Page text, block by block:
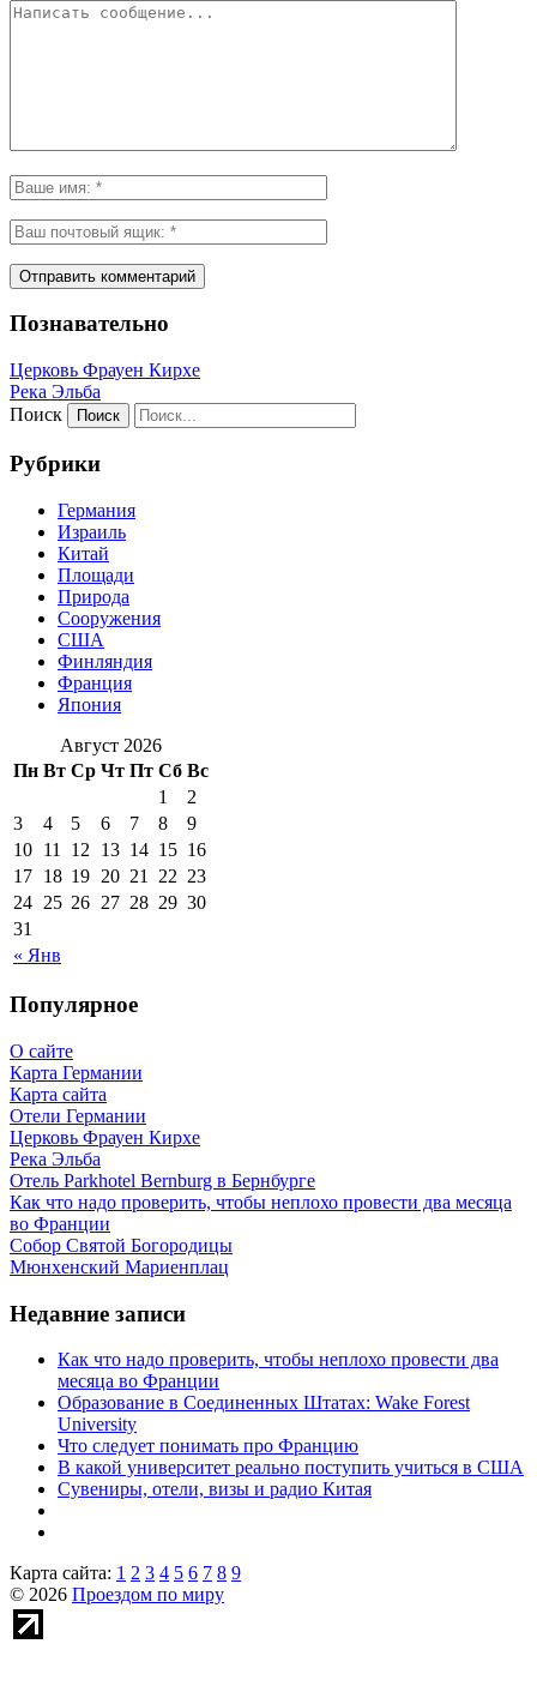
Познавательно
Церковь Фрауен Кирхе
Река Эльба
Поиск
Рубрики
Германия
Израиль
Китай
Площади
Природа
Сооружения
США
Финляндия
Франция
Япония
Август 2026
Пн Вт Ср Чт Пт Сб Вс
« Янв
1
2
3
4 5 6 7 8
9
10 11 12 13 14 15 16
17 18 19 20 21 22 23
24 25 26 27 28 29 30
31
Популярное
О сайте
Карта Германии
Карта сайта
Отели Германии
Церковь Фрауен Кирхе
Река Эльба
Отель Parkhotel Bernburg в Бернбурге
Как что надо проверить, чтобы неплохо провести два месяца
во Франции
Собор Святой Богородицы
Мюнхенский Мариенплац
Недавние записи
Как что надо проверить, чтобы неплохо провести два
месяца во Франции
Образование в Соединенных Штатах: Wake Forest
University
Что следует понимать про Францию
В какой университет реально поступить учиться в США
Сувениры, отели, визы и радио Китая
Карта сайта: 1 2 3 4 5 6 7 8 9
© 2026 Проездом по миру